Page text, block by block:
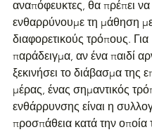
αναπόφευκτες, θα πρέπει να
ενθαρρύνουμε τη μάθηση
διαφορετικούς τρόπους. Για
παράδειγμα, αν ένα παιδί
ξεκινήσει το διάβασμα της
μέρας, ένας σημαντικός
ενθάρρυνσης είναι η
προσπάθεια κατά την οποία